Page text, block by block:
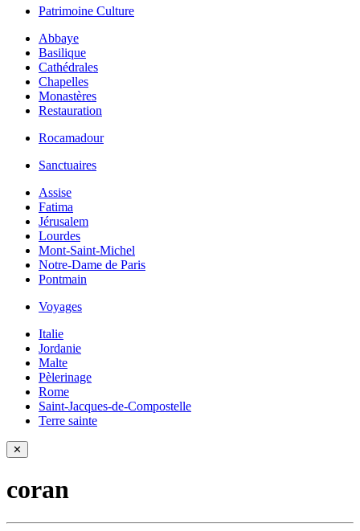
Patrimoine Culture
Abbaye
Basilique
Cathédrales
Chapelles
Monastères
Restauration
Rocamadour
Sanctuaires
Assise
Fatima
Jérusalem
Lourdes
Mont-Saint-Michel
Notre-Dame de Paris
Pontmain
Voyages
Italie
Jordanie
Malte
Pèlerinage
Rome
Saint-Jacques-de-Compostelle
Terre sainte
✕
coran